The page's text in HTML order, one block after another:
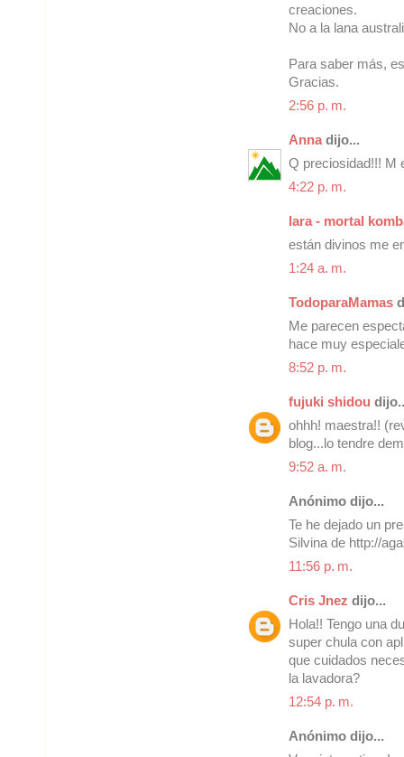
creaciones.
No a la lana
Para saber más,
Gracias.
2:56 p. m.
Anna dijo...
Q preciosidad!!! M
4:22 p. m.
lara - mortal
están divinos me
1:24 a. m.
TodoparaMamas
Me parecen
hace muy
8:52 p. m.
fujuki shidou
ohhh! maestra!!
blog...lo tendre
9:52 a. m.
Anónimo dijo...
Te he dejado un
Silvina de http://
11:56 p. m.
Cris Jnez dijo...
Hola!! Tengo una
super chula con
que cuidados
la lavadora?
12:54 p. m.
Anónimo dijo...